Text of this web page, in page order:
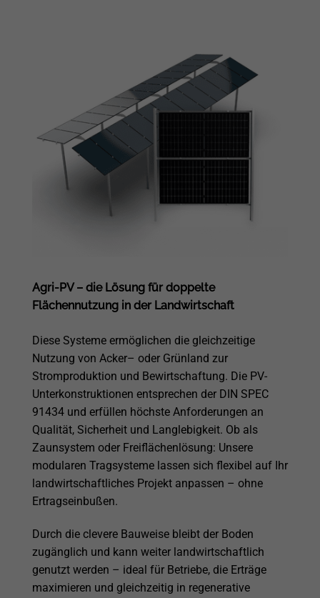
Agri-PV – die Lösung für doppelte
Flächennutzung in der Landwirtschaft
Diese Systeme ermöglichen die gleichzeitige
Nutzung von Acker– oder Grünland zur
Stromproduktion und Bewirtschaftung. Die PV-
Unterkonstruktionen entsprechen der DIN SPEC
91434 und erfüllen höchste Anforderungen an
Qualität, Sicherheit und Langlebigkeit. Ob als
Zaunsystem oder Freiflächenlösung: Unsere
modularen Tragsysteme lassen sich flexibel auf Ihr
landwirtschaftliches Projekt anpassen – ohne
Ertragseinbußen.
Durch die clevere Bauweise bleibt der Boden
zugänglich und kann weiter landwirtschaftlich
genutzt werden – ideal für Betriebe, die Erträge
maximieren und gleichzeitig in regenerative